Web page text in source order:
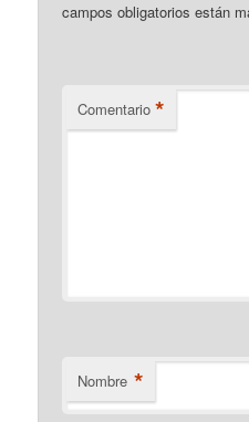
campos obligatorios están
Comentario *
Nombre *